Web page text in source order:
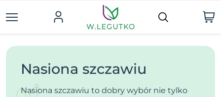
Nasiona szczawiu
Nasiona szczawiu to dobry wybór nie tylko